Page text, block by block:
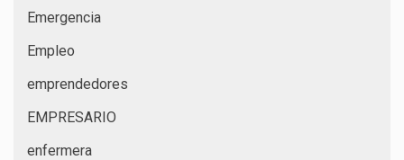
Emergencia
Empleo
emprendedores
EMPRESARIO
enfermera